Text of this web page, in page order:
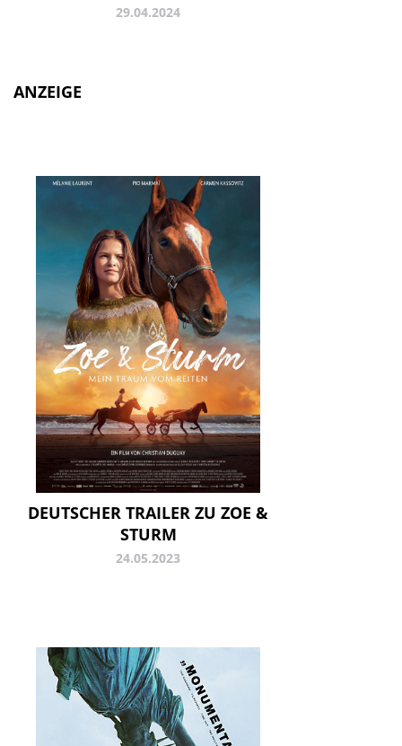
29.04.2024
ANZEIGE
DEUTSCHER TRAILER ZU ZOE &
STURM
24.05.2023